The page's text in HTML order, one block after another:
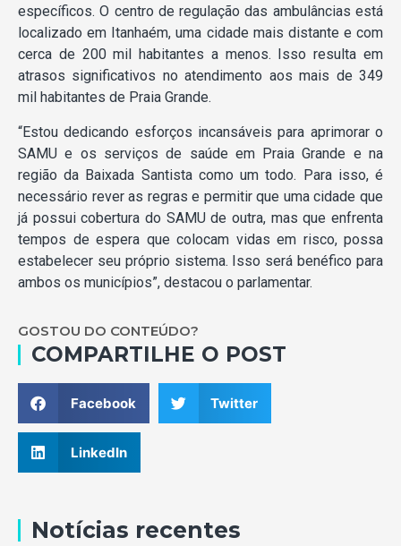
específicos. O centro de regulação das ambulâncias está
localizado em Itanhaém, uma cidade mais distante e com
cerca de 200 mil habitantes a menos. Isso resulta em
atrasos significativos no atendimento aos mais de 349
mil habitantes de Praia Grande.
“Estou dedicando esforços incansáveis para aprimorar o
SAMU e os serviços de saúde em Praia Grande e na
região da Baixada Santista como um todo. Para isso, é
necessário rever as regras e permitir que uma cidade que
já possui cobertura do SAMU de outra, mas que enfrenta
tempos de espera que colocam vidas em risco, possa
estabelecer seu próprio sistema. Isso será benéfico para
ambos os municípios”, destacou o parlamentar.
GOSTOU DO CONTEÚDO?
COMPARTILHE O POST
Facebook Twitter
LinkedIn
Notícias recentes